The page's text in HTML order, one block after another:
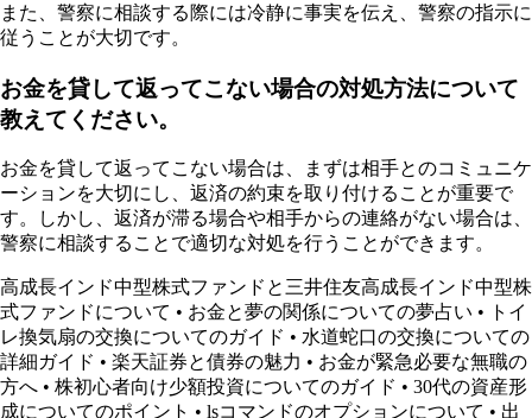
また、警察に相談する際には冷静に事実を伝え、警察の指示に
従うことが大切です。
お金を貸して返ってこない場合の対処方法について
教えてください。
お金を貸して返ってこない場合は、まずは相手とのコミュニケ
ーションを大切にし、返済の約束を取り付けることが重要で
す。しかし、返済が滞る場合や相手からの連絡がない場合は、
警察に相談することで適切な対処を行うことができます。
高成長インド中型株式ファンドと三井住友高成長インド中型株
式ファンドについて • お金と夢の関係についての夢占い •
トイ
レ換気扇の交換についてのガイド • 水道蛇口の交換についての
詳細ガイド • 楽天証券と債券の魅力 • お金が緊急必要な無職の
方へ • 株初心者向け少額投資についてのガイド • 30代の資産形
成についてのポイント • lsコマンドのオプションについて • 出